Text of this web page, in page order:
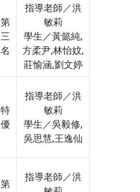
第
三
名
指導老師／洪
敏莉
學生／黃懿純,
方柔尹,林怡妏,
莊愉涵,劉文婷
特
優
指導老師／洪
敏莉
學生／吳毅修,
吳思慧,王逸仙
第
指導老師／洪